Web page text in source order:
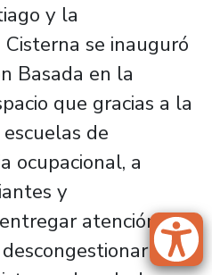
y la
se inauguró
Basada en la
que gracias a la
de
ocupacional, a
y
atención
la